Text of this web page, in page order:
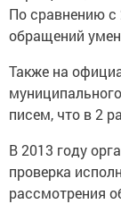
По сравнению с
обращений
Также на
писем, что в 2
В 2013 году
проверка
рассмотрения